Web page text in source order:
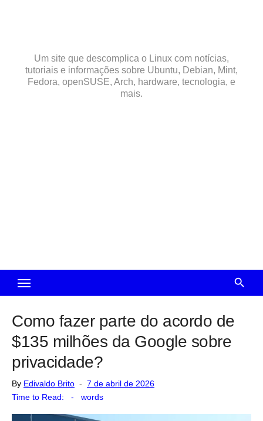
Um site que descomplica o Linux com notícias,
tutoriais e informações sobre Ubuntu, Debian, Mint,
Fedora, openSUSE, Arch, hardware, tecnologia, e
mais.
Como fazer parte do acordo de
$135 milhões da Google sobre
privacidade?
By Edivaldo Brito
Posted
7 de abril de 2026
Time to Read:
- words